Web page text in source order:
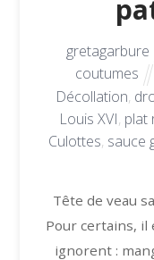
gretagarbure
coutumes
Décollation,
Louis XVI, plat
Culottes, sauce
Tête de veau
Pour certains, il
ignorent :